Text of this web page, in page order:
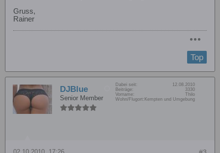
Gruss,
Rainer
Top
DJBlue
Senior Member
Dabei seit:
12.08.2010
Beiträge:
3330
Vorname:
Thilo
Wohn/Flugort: Kempten und Umgebung